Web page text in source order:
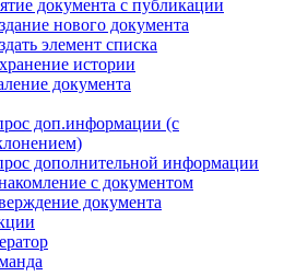
документа с публикации
нового документа
элемент списка
истории
документа
доп.информации (с
дополнительной информации
с документом
документа